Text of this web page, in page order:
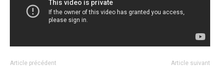
Article précédent Article suivant